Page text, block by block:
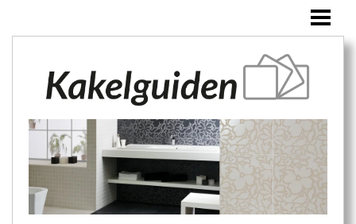
ÖVRIGA PRODUKTER
BLOGG